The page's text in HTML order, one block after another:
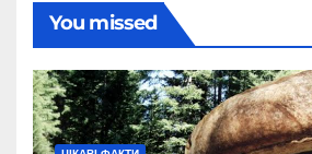
You missed